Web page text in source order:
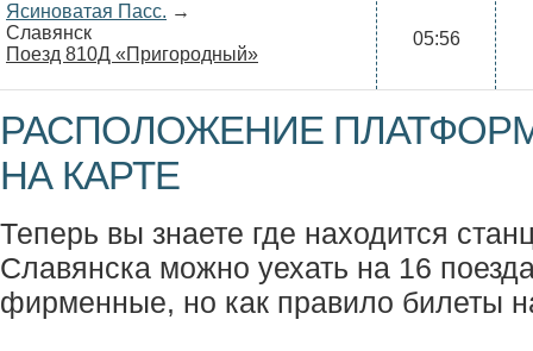
Ясиноватая Пасс. →
Славянск
Поезд 810Д «Пригородный»
05:56
РАСПОЛОЖЕНИЕ
НА КАРТЕ
Теперь вы знаете где находится
Славянска можно уехать на 16
фирменные, но как правило билеты